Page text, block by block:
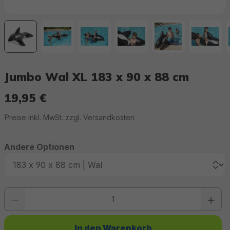
Jumbo Wal XL 183 x 90 x 88 cm
19,95 €
Preise inkl. MwSt. zzgl. Versandkosten
Andere Optionen
Produkt Anzahl: Gib den gewünschten Wert ein oder benutze die
In den Warenkorb